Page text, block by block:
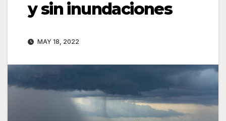
y sin inundaciones
MAY 18, 2022